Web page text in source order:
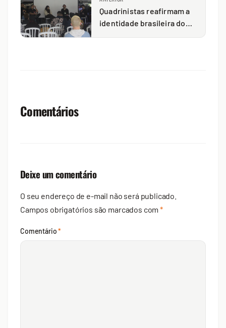
Quadrinistas reafirmam a
identidade brasileira do
Comentários
Deixe um comentário
O seu endereço de e-mail não será publicado.
Campos obrigatórios são marcados com*
Comentário*